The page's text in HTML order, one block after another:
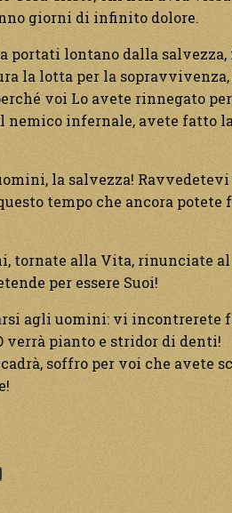
giorni di infinito dolore.
portati lontano dalla
la lotta per la
voi Lo avete rinnegato
nemico infernale, avete fatto
la salvezza!
tempo che ancora potete
tornate alla Vita, rinunciate
per essere Suoi!
agli uomini: vi incontrerete
verrà pianto e stridor di denti!
soffro per voi che avete